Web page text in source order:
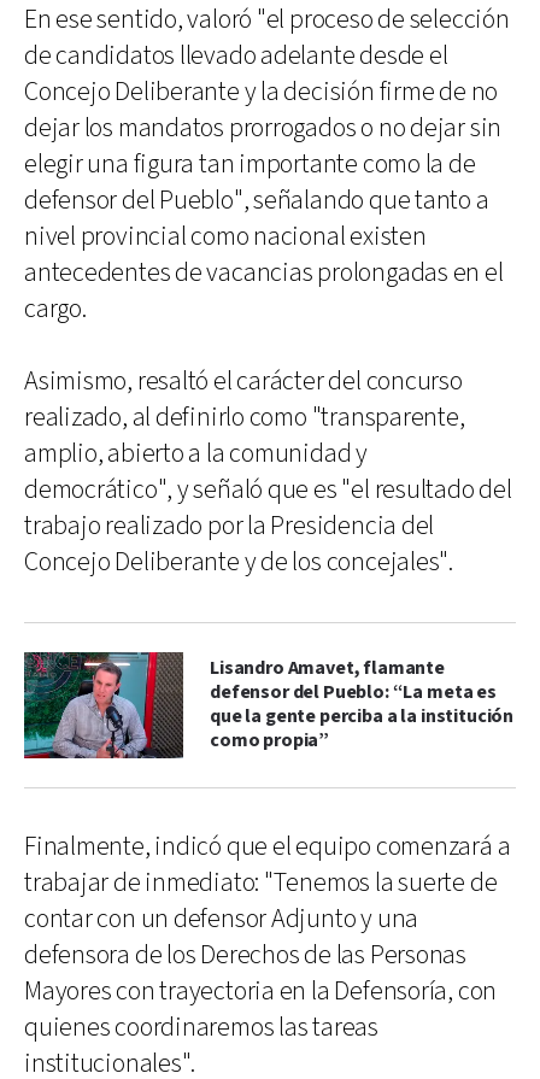
En ese sentido, valoró "el proceso de selección
de candidatos llevado adelante desde el
Concejo Deliberante y la decisión firme de no
dejar los mandatos prorrogados o no dejar sin
elegir una figura tan importante como la de
defensor del Pueblo", señalando que tanto a
nivel provincial como nacional existen
antecedentes de vacancias prolongadas en el
cargo.
Asimismo, resaltó el carácter del concurso
realizado, al definirlo como "transparente,
amplio, abierto a la comunidad y
democrático", y señaló que es "el resultado del
trabajo realizado por la Presidencia del
Concejo Deliberante y de los concejales".
Lisandro Amavet, flamante
defensor del Pueblo: “La meta es
que la gente perciba a la institución
como propia”
Finalmente, indicó que el equipo comenzará a
trabajar de inmediato: "Tenemos la suerte de
contar con un defensor Adjunto y una
defensora de los Derechos de las Personas
Mayores con trayectoria en la Defensoría, con
quienes coordinaremos las tareas
institucionales".